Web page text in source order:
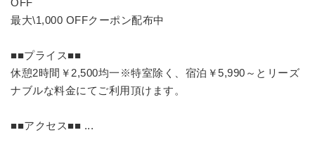
OFF
最大\1,000 OFFクーポン配布中
■■プライス■■
休憩2時間￥2,500均一※特室除く、宿泊￥5,990～とリーズ
ナブルな料金にてご利用頂けます。
■■アクセス■■ ...